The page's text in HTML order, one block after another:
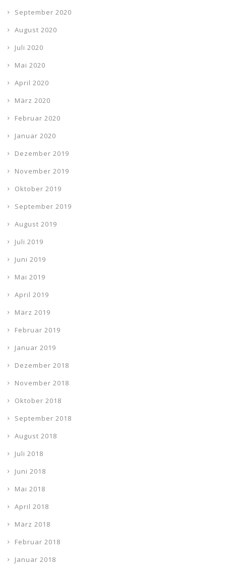
September 2020
August 2020
Juli 2020
Mai 2020
April 2020
März 2020
Februar 2020
Januar 2020
Dezember 2019
November 2019
Oktober 2019
September 2019
August 2019
Juli 2019
Juni 2019
Mai 2019
April 2019
März 2019
Februar 2019
Januar 2019
Dezember 2018
November 2018
Oktober 2018
September 2018
August 2018
Juli 2018
Juni 2018
Mai 2018
April 2018
März 2018
Februar 2018
Januar 2018